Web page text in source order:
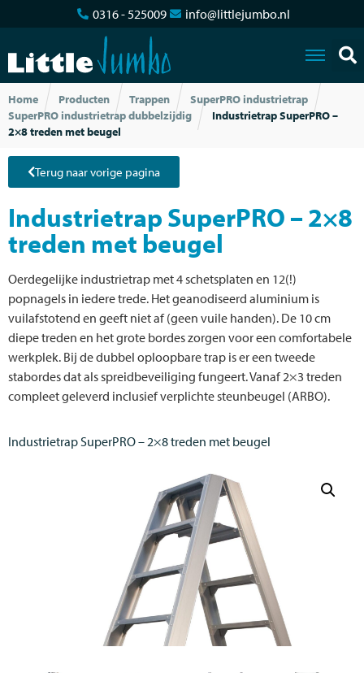
0316 - 525009 info@littlejumbo.nl
Home Producten Trappen
SuperPRO industrietrap
SuperPRO industrietrap dubbelzijdig
Industrietrap SuperPRO –
2×8 treden met beugel
Terug naar vorige pagina
Industrietrap SuperPRO – 2×8
treden met beugel
Oerdegelijke industrietrap met 4 schetsplaten en 12(!)
popnagels in iedere trede. Het geanodiseerd aluminium is
vuilafstotend en geeft niet af (geen vuile handen). De 10 cm
diepe treden en het grote bordes zorgen voor een comfortabele
werkplek. Bij de dubbel oploopbare trap is er een tweede
stabordes dat als spreidbeveiliging fungeert. Vanaf 2×3 treden
compleet geleverd inclusief verplichte steunbeugel (ARBO).
Industrietrap SuperPRO – 2×8 treden met beugel